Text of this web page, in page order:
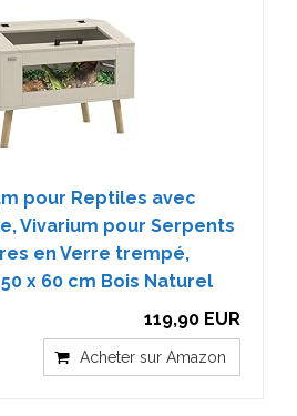
pour Reptiles avec
Vivarium pour Serpents
en Verre trempé,
x 60 cm Bois Naturel
119,90 EUR
Acheter sur Amazon